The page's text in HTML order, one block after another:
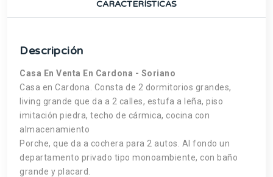
CARACTERÍSTICAS
Descripción
Casa En Venta En Cardona - Soriano
Casa en Cardona. Consta de 2 dormitorios grandes,
living grande que da a 2 calles, estufa a leña, piso
imitación piedra, techo de cármica, cocina con
almacenamiento
Porche, que da a cochera para 2 autos. Al fondo un
departamento privado tipo monoambiente, con baño
grande y placard.